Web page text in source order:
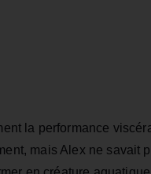
la performance
mais Alex ne savait